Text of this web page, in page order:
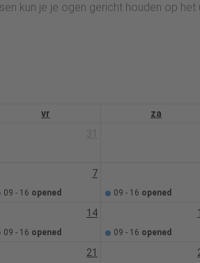
kun je je ogen gericht houden op het
vr za
7
09 - 16 opened 09 - 16 opened
14
09 - 16 opened 09 - 16 opened
21